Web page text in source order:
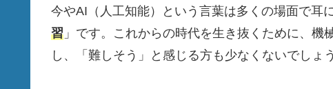
今やAI（人工知能）という言葉は多くの場面で耳
習 」です。これからの時代を生き抜くために、
し、「難しそう」と感じる方も少なくないでしょう